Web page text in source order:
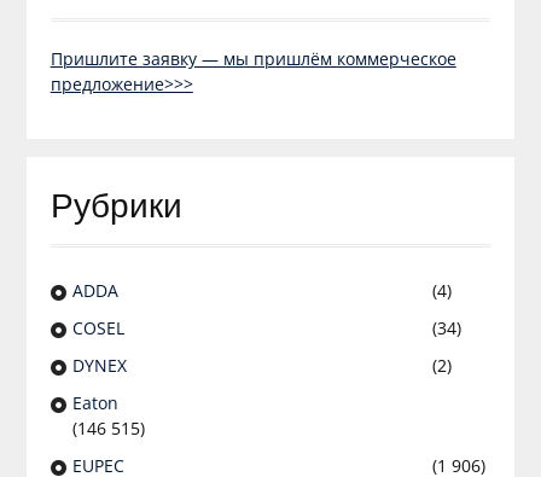
Пришлите заявку — мы пришлём коммерческое
предложение>>>
Рубрики
ADDA
(4)
COSEL
(34)
DYNEX
(2)
Eaton
(146 515)
EUPEC
(1 906)